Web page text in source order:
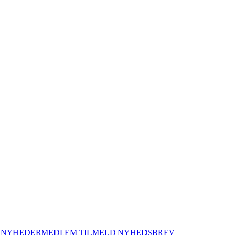
NYHEDERMEDLEM TILMELD NYHEDSBREV